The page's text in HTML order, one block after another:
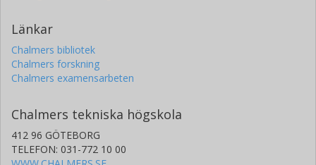
Länkar
Chalmers bibliotek
Chalmers forskning
Chalmers examensarbeten
Chalmers tekniska högskola
412 96 GÖTEBORG
TELEFON: 031-772 10 00